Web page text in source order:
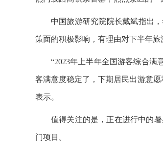
中国旅游研究院院长戴斌指出
策面的积极影响，有理由对下半年旅
“2023年上半年全国游客综合满
客满意度稳定了，下期居民出游意
表示。
值得关注的是，正在进行中的
门项目。